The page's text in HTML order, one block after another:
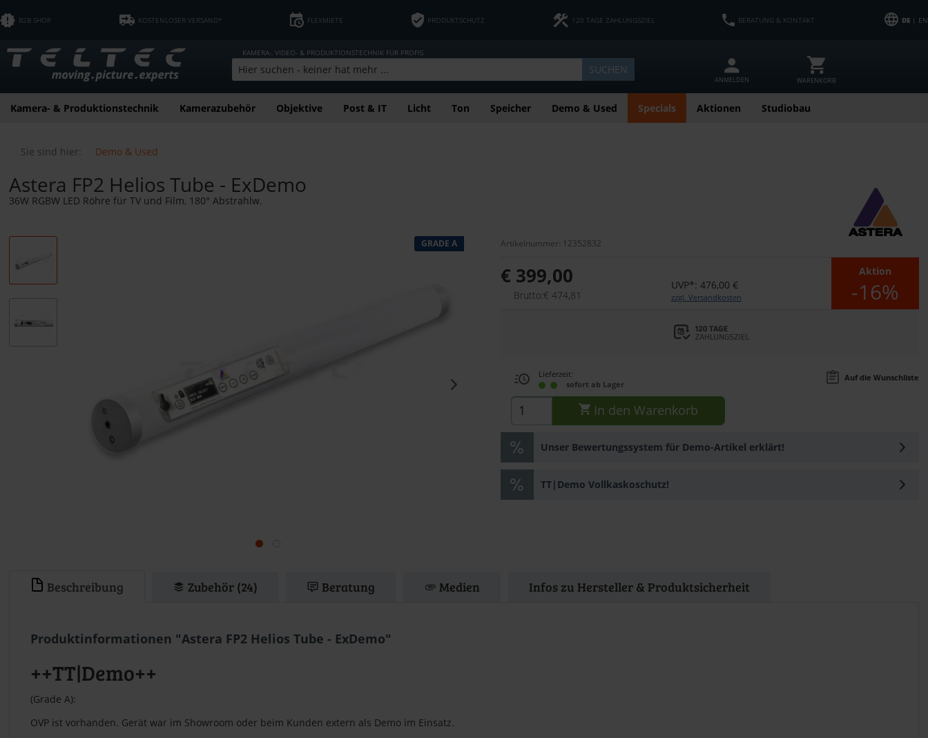
B2B SHOP KOSTENLOSER VERSAND* FLEXMIETE PRODUKTSCHUTZ 120 TAGE ZAHLUNGSZIEL BERATUNG & KONTAKT DE| EN
KAMERA-, VIDEO- & PRODUKTIONSTECHNIK FÜR PROFIS
SUCHEN
ANMELDEN WARENKORB
Kamera- & Produktionstechnik Kamerazubehör Objektive Post & IT Licht Ton Speicher Demo & Used Specials Aktionen Studiobau
Sie sind hier: Demo & Used
Astera FP2 Helios Tube - ExDemo
36W RGBW LED Röhre für TV und Film, 180° Abstrahlw.
GRADE A Artikelnummer: 12352832
€ 399,00
Brutto:€ 474,81
UVP*: 476,00 €
zzgl. Versandkosten
Aktion
-16%
Lieferzeit:
sofort ab Lager
Auf die Wunschliste
In den Warenkorb
Unser Bewertungssystem für Demo-Artikel erklärt!
TT|Demo Vollkaskoschutz!
Beschreibung Zubehör (24) Beratung Medien Infos zu Hersteller & Produktsicherheit
Produktinformationen "Astera FP2 Helios Tube - ExDemo"
++TT|Demo++
(Grade A):
OVP ist vorhanden. Gerät war im Showroom oder beim Kunden extern als Demo im Einsatz.